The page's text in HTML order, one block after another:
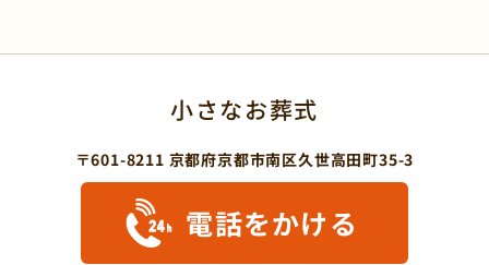
小さなお葬式
〒601-8211 京都府京都市南区久世高田町35-3
電話をかける